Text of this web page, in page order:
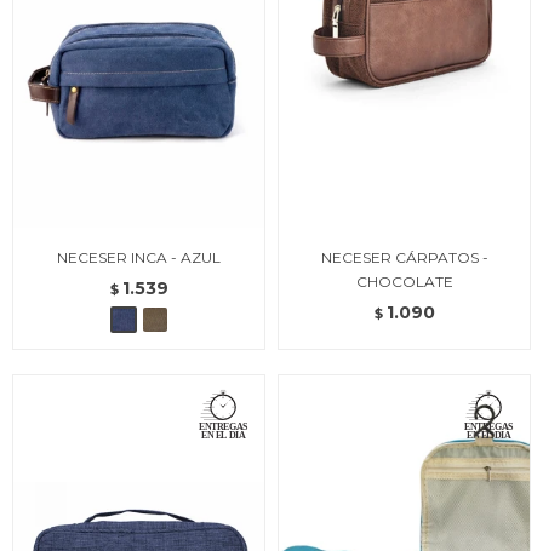
NECESER INCA - AZUL
$ 1.539
NECESER CÁRPATOS -
CHOCOLATE
$ 1.090